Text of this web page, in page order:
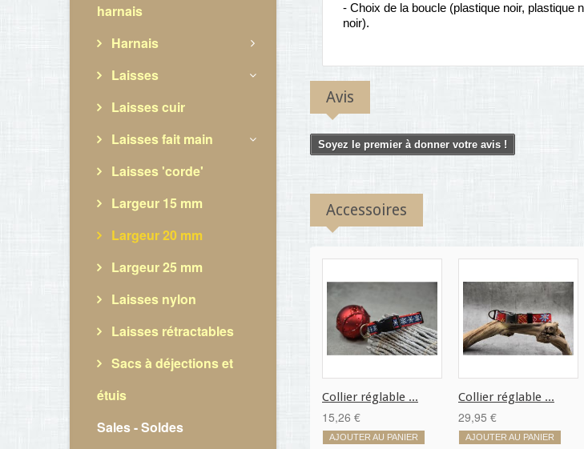
harnais
Harnais
Laisses
Laisses cuir
Laisses fait main
Laisses 'corde'
Largeur 15 mm
Largeur 20 mm
Largeur 25 mm
Laisses nylon
Laisses rétractables
Sacs à déjections et
étuis
Sales - Soldes
- Choix de la boucle (plastique noir,
noir).
Avis
Soyez le premier à donner votre avis !
Accessoires
Collier réglable ...
15,26 €
AJOUTER AU PANIER
Collier réglable ...
29,95 €
AJOUTER AU PANIER